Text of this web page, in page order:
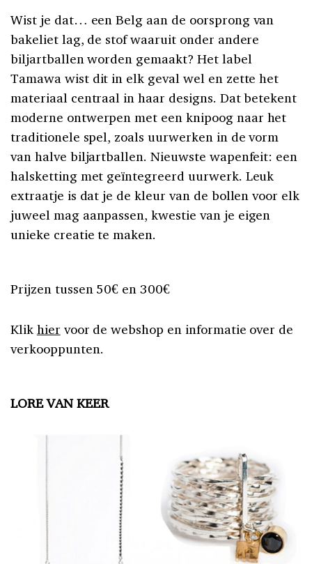
Wist je dat… een Belg aan de oorsprong van
bakeliet lag, de stof waaruit onder andere
biljartballen worden gemaakt? Het label
Tamawa wist dit in elk geval wel en zette het
materiaal centraal in haar designs. Dat betekent
moderne ontwerpen met een knipoog naar het
traditionele spel, zoals uurwerken in de vorm
van halve biljartballen. Nieuwste wapenfeit: een
halsketting met geïntegreerd uurwerk. Leuk
extraatje is dat je de kleur van de bollen voor elk
juweel mag aanpassen, kwestie van je eigen
unieke creatie te maken.
Prijzen tussen 50€ en 300€
Klik hier voor de webshop en informatie over de
verkooppunten.
LORE VAN KEER